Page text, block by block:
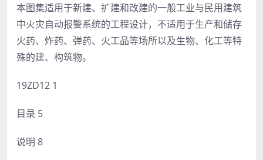
本图集适用于新建、扩建和改建的一般工业与民用建筑
中火灾自动报警系统的工程设计，不适用于生产和储存
火药、炸药、弹药、火工品等场所以及生物、化工等特
殊的建、构筑物。
19ZD12 1
目录 5
说明 8